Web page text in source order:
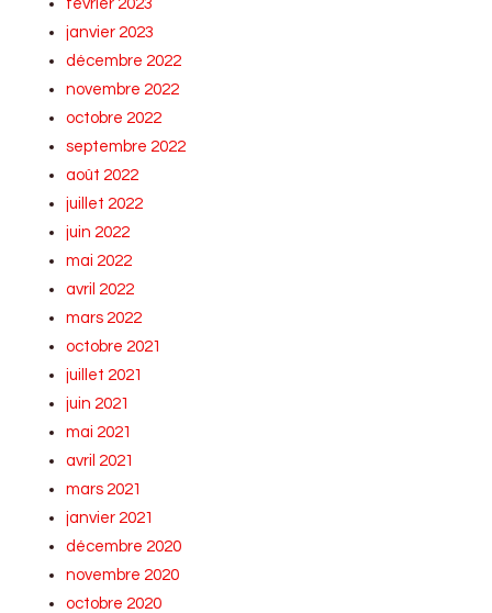
février 2023
janvier 2023
décembre 2022
novembre 2022
octobre 2022
septembre 2022
août 2022
juillet 2022
juin 2022
mai 2022
avril 2022
mars 2022
octobre 2021
juillet 2021
juin 2021
mai 2021
avril 2021
mars 2021
janvier 2021
décembre 2020
novembre 2020
octobre 2020